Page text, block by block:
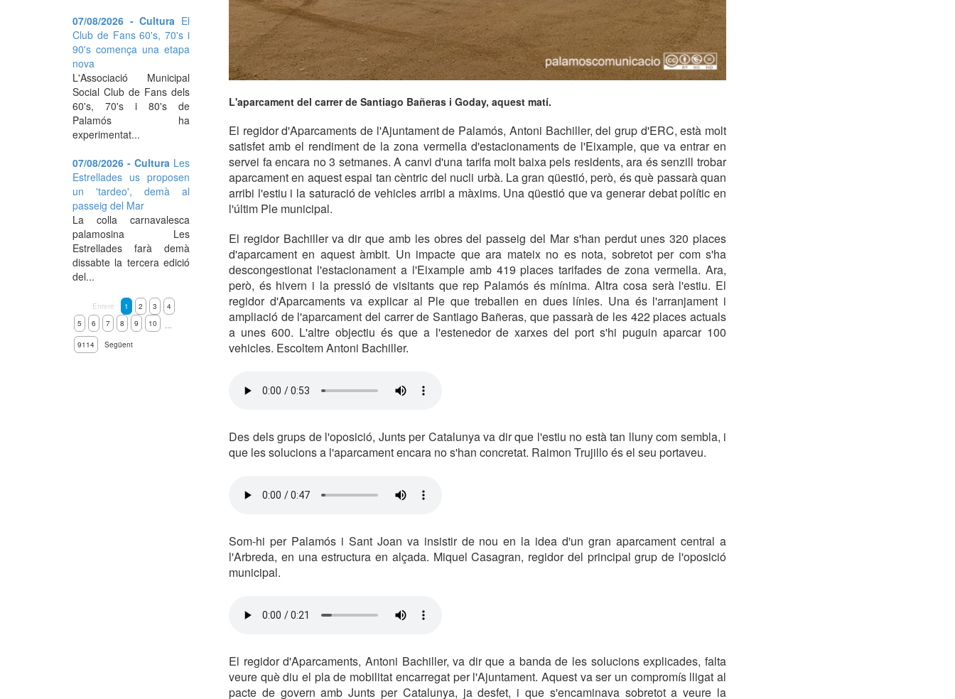
L'aparcament del carrer de Santiago Bañeras i Goday, aquest matí.
El regidor d'Aparcaments de l'Ajuntament de Palamós, Antoni Bachiller, del grup d'ERC, està molt
satisfet amb el rendiment de la zona vermella d'estacionaments de l'Eixample, que va entrar en
servei fa encara no 3 setmanes. A canvi d'una tarifa molt baixa pels residents, ara és senzill trobar
aparcament en aquest espai tan cèntric del nucli urbà. La gran qüestió, però, és què passarà quan
arribi l'estiu i la saturació de vehicles arribi a màxims. Una qüestió que va generar debat polític en
l'últim Ple municipal.
El regidor Bachiller va dir que amb les obres del passeig del Mar s'han perdut unes 320 places
d'aparcament en aquest àmbit. Un impacte que ara mateix no es nota, sobretot per com s'ha
descongestionat l'estacionament a l'Eixample amb 419 places tarifades de zona vermella. Ara,
però, és hivern i la pressió de visitants que rep Palamós és mínima. Altra cosa serà l'estiu. El
regidor d'Aparcaments va explicar al Ple que treballen en dues línies. Una és l'arranjament i
ampliació de l'aparcament del carrer de Santiago Bañeras, que passarà de les 422 places actuals
a unes 600. L'altre objectiu és que a l'estenedor de xarxes del port s'hi puguin aparcar 100
vehicles. Escoltem Antoni Bachiller.
Des dels grups de l'oposició, Junts per Catalunya va dir que l'estiu no està tan lluny com sembla, i
que les solucions a l'aparcament encara no s'han concretat. Raimon Trujillo és el seu portaveu.
Som-hi per Palamós i Sant Joan va insistir de nou en la idea d'un gran aparcament central a
l'Arbreda, en una estructura en alçada. Miquel Casagran, regidor del principal grup de l'oposició
municipal.
El regidor d'Aparcaments, Antoni Bachiller, va dir que a banda de les solucions explicades, falta
veure què diu el pla de mobilitat encarregat per l'Ajuntament. Aquest va ser un compromís lligat al
pacte de govern amb Junts per Catalunya, ja desfet, i que s'encaminava sobretot a veure la
07/08/2026 - Cultura El
Club de Fans 60's, 70's i
90's comença una etapa
nova
L'Associació Municipal
Social Club de Fans dels
60's, 70's i 80's de
Palamós ha
experimentat...
07/08/2026 - Cultura Les
Estrellades us proposen
un 'tardeo', demà al
passeig del Mar
La colla carnavalesca
palamosina Les
Estrellades farà demà
dissabte la tercera edició
del...
Enrere 1 2 3
4
5
6 7 8 9 10
…
9114
Següent